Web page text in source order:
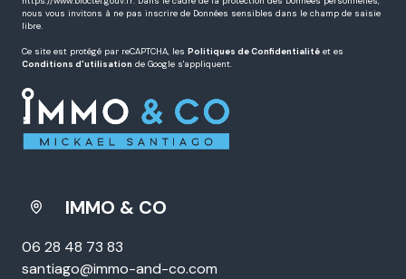
nous vous invitons à ne pas inscrire de Données sensibles dans le champ de saisie
libre.
Ce site est protégé par reCAPTCHA, les Politiques de Confidentialité et es
Conditions d'utilisation de Google s'appliquent.
IMMO & CO
06 28 48 73 83
santiago@immo-and-co.com